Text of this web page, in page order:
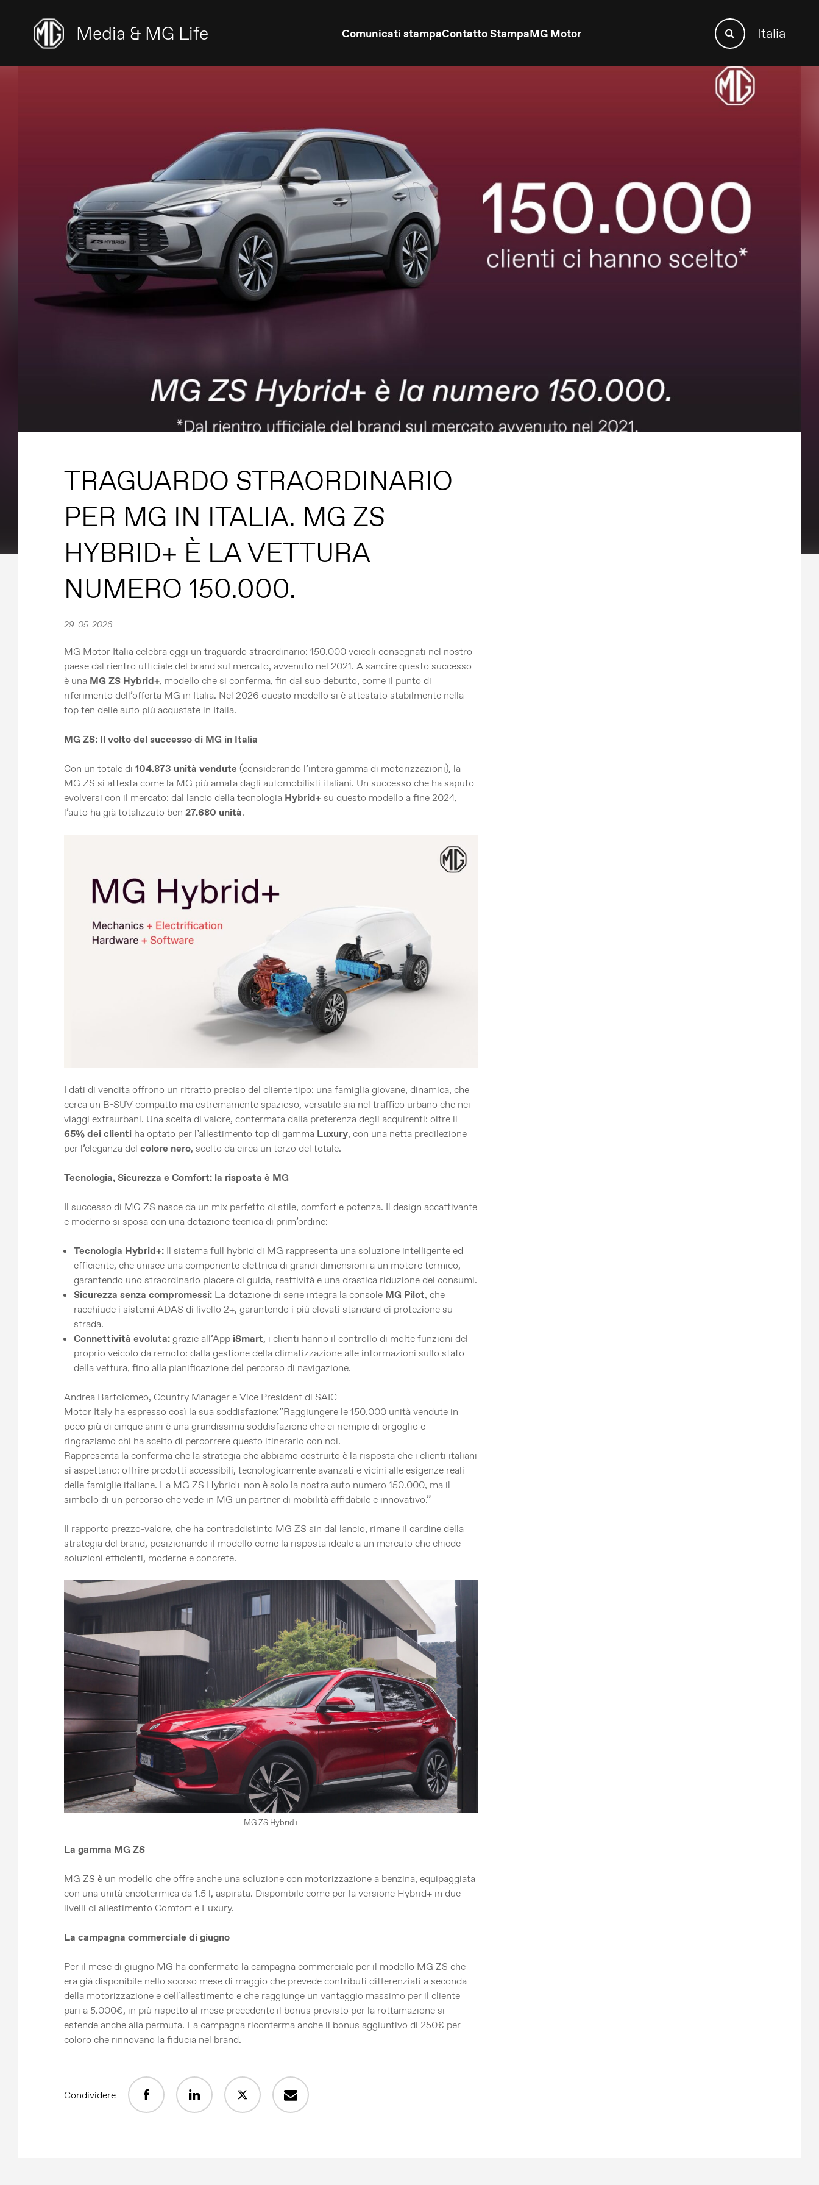
Media & MG Life Comunicati stampaContatto StampaMG Motor
Search
for:Search Italia
TRAGUARDO STRAORDINARIO
PER MG IN ITALIA. MG ZS
HYBRID+ È LA VETTURA
NUMERO 150.000.
29-05-2026
MG Motor Italia celebra oggi un traguardo straordinario: 150.000 veicoli consegnati nel nostro
paese dal rientro ufficiale del brand sul mercato, avvenuto nel 2021. A sancire questo successo
è una MG ZS Hybrid+, modello che si conferma, fin dal suo debutto, come il punto di
riferimento dell’offerta MG in Italia. Nel 2026 questo modello si è attestato stabilmente nella
top ten delle auto più acqustate in Italia.
MG ZS: Il volto del successo di MG in Italia
Con un totale di 104.873 unità vendute (considerando l’intera gamma di motorizzazioni), la
MG ZS si attesta come la MG più amata dagli automobilisti italiani. Un successo che ha saputo
evolversi con il mercato: dal lancio della tecnologia Hybrid+su questo modello a fine 2024,
l’auto ha già totalizzato ben 27.680 unità.
I dati di vendita offrono un ritratto preciso del cliente tipo: una famiglia giovane, dinamica, che
cerca un B-SUV compatto ma estremamente spazioso, versatile sia nel traffico urbano che nei
viaggi extraurbani. Una scelta di valore, confermata dalla preferenza degli acquirenti: oltre il
65% dei clienti ha optato per l’allestimento top di gamma Luxury, con una netta predilezione
per l’eleganza del colore nero, scelto da circa un terzo del totale.
Tecnologia, Sicurezza e Comfort: la risposta è MG
Il successo di MG ZS nasce da un mix perfetto di stile, comfort e potenza. Il design accattivante
e moderno si sposa con una dotazione tecnica di prim’ordine:
Tecnologia Hybrid+: Il sistema full hybrid di MG rappresenta una soluzione intelligente ed
efficiente, che unisce una componente elettrica di grandi dimensioni a un motore termico,
garantendo uno straordinario piacere di guida, reattività e una drastica riduzione dei consumi.
Sicurezza senza compromessi: La dotazione di serie integra la console MG Pilot, che
racchiude i sistemi ADAS di livello 2+, garantendo i più elevati standard di protezione su
strada.
Connettività evoluta:grazie all’App iSmart, i clienti hanno il controllo di molte funzioni del
proprio veicolo da remoto: dalla gestione della climatizzazione alle informazioni sullo stato
della vettura, fino alla pianificazione del percorso di navigazione.
Andrea Bartolomeo, Country Manager e Vice President di SAIC
Motor Italy ha espresso così la sua soddisfazione:”Raggiungere le 150.000 unità vendute in
poco più di cinque anni è una grandissima soddisfazione che ci riempie di orgoglio e
ringraziamo chi ha scelto di percorrere questo itinerario con noi.
Rappresenta la conferma che la strategia che abbiamo costruito è la risposta che i clienti italiani
si aspettano: offrire prodotti accessibili, tecnologicamente avanzati e vicini alle esigenze reali
delle famiglie italiane. La MG ZS Hybrid+ non è solo la nostra auto numero 150.000, ma il
simbolo di un percorso che vede in MG un partner di mobilità affidabile e innovativo.”
Il rapporto prezzo-valore, che ha contraddistinto MG ZS sin dal lancio, rimane il cardine della
strategia del brand, posizionando il modello come la risposta ideale a un mercato che chiede
soluzioni efficienti, moderne e concrete.
MG ZS Hybrid+
La gamma MG ZS
MG ZS è un modello che offre anche una soluzione con motorizzazione a benzina, equipaggiata
con una unità endotermica da 1.5 l, aspirata. Disponibile come per la versione Hybrid+ in due
livelli di allestimento Comfort e Luxury.
La campagna commerciale di giugno
Per il mese di giugno MG ha confermato la campagna commerciale per il modello MG ZS che
era già disponibile nello scorso mese di maggio che prevede contributi differenziati a seconda
della motorizzazione e dell’allestimento e che raggiunge un vantaggio massimo per il cliente
pari a 5.000€, in più rispetto al mese precedente il bonus previsto per la rottamazione si
estende anche alla permuta. La campagna riconferma anche il bonus aggiuntivo di 250€ per
coloro che rinnovano la fiducia nel brand.
Condividere